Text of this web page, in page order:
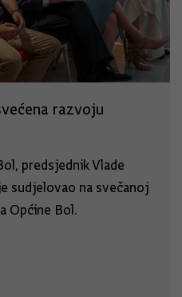
razvoju
predsjednik Vlade
sudjelovao na svečanoj
Općine Bol.